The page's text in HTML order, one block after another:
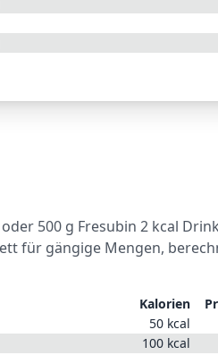
500 g Fresubin 2 kcal Drink
für gängige Mengen,
Kalorien
50 kcal
100 kcal